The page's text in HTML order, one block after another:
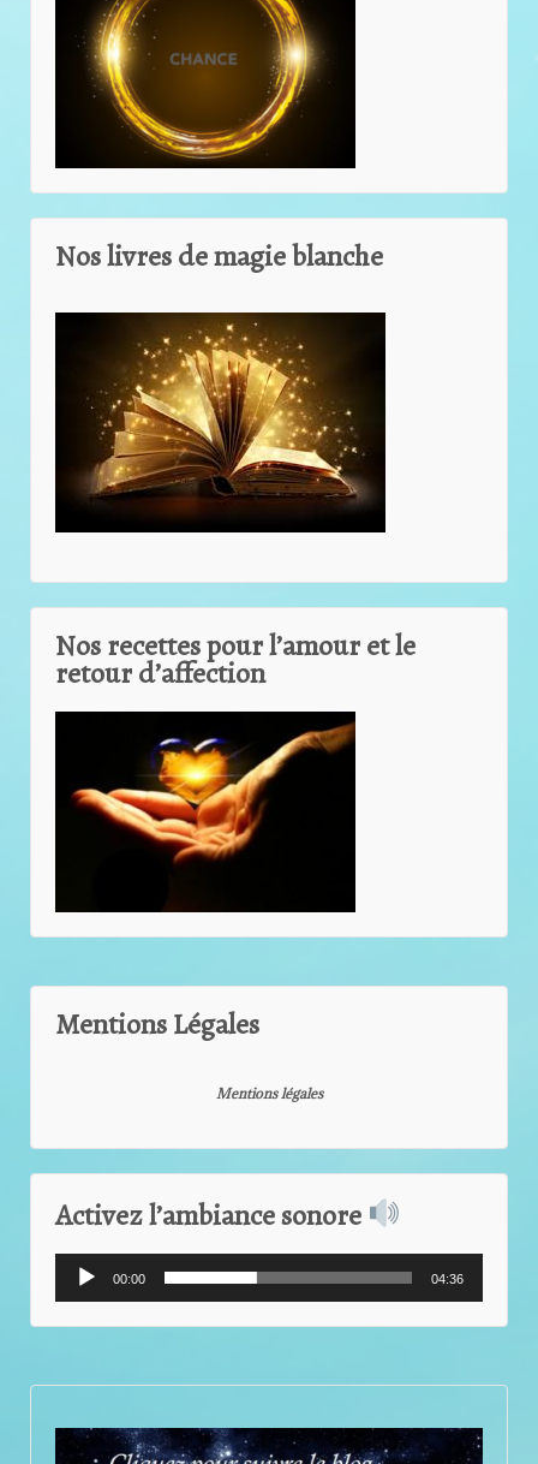
Nos livres de magie blanche
Nos recettes pour l’amour et le
retour d’affection
Mentions Légales
Mentions légales
Activez l’ambiance sonore
audio
00:00 04:36